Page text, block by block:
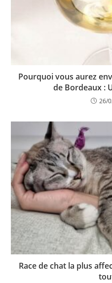
Pourquoi vous aurez
de Bordeaux :
26/
Race de chat la plus